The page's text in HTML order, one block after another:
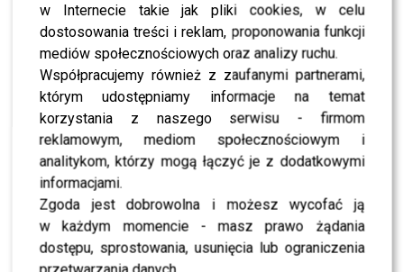
w Internecie takie jak pliki cookies, w celu
dostosowania treści i reklam, proponowania funkcji
mediów społecznościowych oraz analizy ruchu.
Współpracujemy również z zaufanymi partnerami,
którym udostępniamy informacje na temat
korzystania z naszego serwisu - firmom
reklamowym, mediom społecznościowym i
analitykom, którzy mogą łączyć je z dodatkowymi
informacjami.
Zgoda jest dobrowolna i możesz wycofać ją
w każdym momencie - masz prawo żądania
dostępu, sprostowania, usunięcia lub ograniczenia
Zobacz również –Littlemooonster96 nie zamierza
kończyć z taneczną karierą!
[ngg_images source=”galleries” container_ids=”1563″
display_type=”photocrati-
nextgen_basic_imagebrowser” ajax_pagination=”0″
ngg_triggers_display=”never” order_by=”sortorder”
order_direction=”ASC” returns=”included”
maximum_entity_count=”500″]Foto. Mariusz
Konfiszer/PRomotion Instytut Events.
0 0